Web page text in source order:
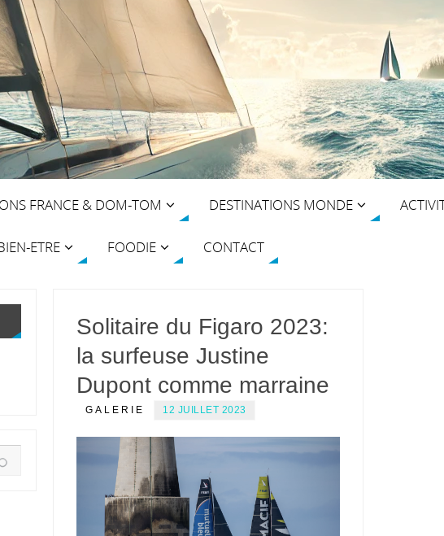
FRANCE & DOM-TOM DESTINATIONS MONDE
ETRE FOODIE CONTACT
Solitaire du Figaro 2023:
la surfeuse Justine
Dupont comme marraine
GALERIE 12 JUILLET 2023